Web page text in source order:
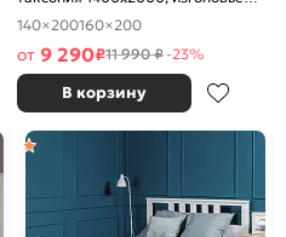
жесткое
140×200160×200
от 9 290₽11 990 ₽-23%
В корзину